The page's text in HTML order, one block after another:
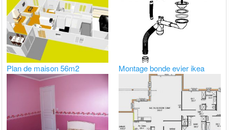
Plan de maison 56m2 Montage bonde evier ikea